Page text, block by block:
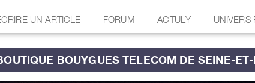
UN ARTICLE FORUM ACTULY UNIVERS
BOUYGUES TELECOM DE SEINE-